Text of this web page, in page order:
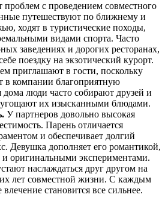
проблем с проведением совместного
путешествуют по ближнему и
ходят в туристические походы,
видами спорта. Часто
заведениях и дорогих ресторанах,
поездку на экзотический курорт.
приглашают в гости, поскольку
в компании благоприятную
дома люди часто собирают друзей и
угощают их изысканными блюдами.
У партнеров довольно высокая
Парень отличается
и обеспечивает долгий
Девушка дополняет его романтикой,
оригинальными экспериментами.
наслаждаться друг другом на
лет совместной жизни. С каждым
становится все сильнее.